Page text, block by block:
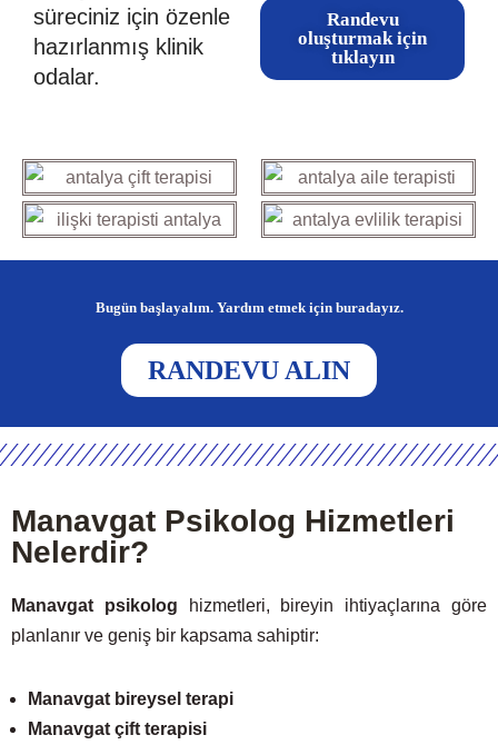
süreciniz için özenle
hazırlanmış klinik
odalar.
Randevu
oluşturmak için
tıklayın
Bugün başlayalım. Yardım etmek için buradayız.
RANDEVU ALIN
Manavgat Psikolog Hizmetleri
Nelerdir?
Manavgat psikolog hizmetleri, bireyin ihtiyaçlarına göre
planlanır ve geniş bir kapsama sahiptir:
Manavgat bireysel terapi
Manavgat çift terapisi